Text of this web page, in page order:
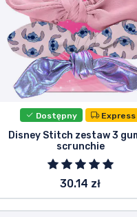
Dostępny Express
Disney Stitch zestaw 3
scrunchie
30.14 zł